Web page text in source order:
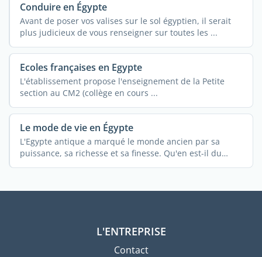
Conduire en Égypte
Avant de poser vos valises sur le sol égyptien, il serait
plus judicieux de vous renseigner sur toutes les ...
Ecoles françaises en Egypte
L'établissement propose l'enseignement de la Petite
section au CM2 (collège en cours ...
Le mode de vie en Égypte
L'Egypte antique a marqué le monde ancien par sa
puissance, sa richesse et sa finesse. Qu'en est-il du
mode ...
L'ENTREPRISE
Contact